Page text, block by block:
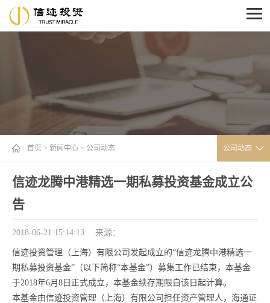
首页 > 新闻中心 > 公司动态 公司动态
信迹龙腾中港精选一期私募投资基金成立公
告
2018-06-21 15:14:13 来源：
信迹投资管理（上海）有限公司发起成立的“信迹龙腾中港精选一
期私募投资基金”（以下简称“本基金”）募集工作已结束，本基金
于2018年6月8日正式成立，本基金续存期限自该日起计算。
本基金由信迹投资管理（上海）有限公司担任资产管理人，海通证